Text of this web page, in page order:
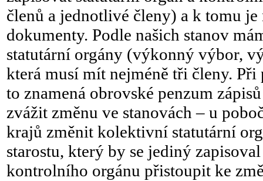
členů a jednotlivé členy) a k tomu
dokumenty. Podle našich stanov
statutární orgány (výkonný výbor,
která musí mít nejméně tři členy.
to znamená obrovské penzum
zvážit změnu ve stanovách – u
krajů změnit kolektivní statutární
starostu, který by se jediný
kontrolního orgánu přistoupit ke